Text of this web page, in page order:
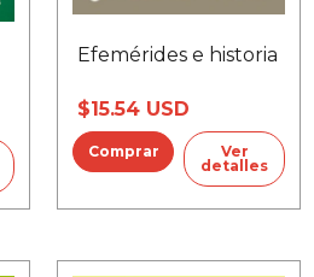
Efemérides e historia
$15.54 USD
Ver
detalles